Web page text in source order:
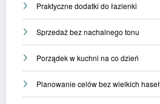
Praktyczne dodatki do łazienki
Sprzedaż bez nachalnego tonu
Porządek w kuchni na co dzień
Planowanie celów bez wielkich haseł